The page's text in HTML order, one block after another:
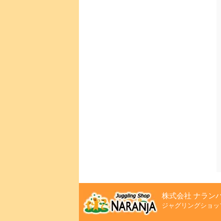
株式会社 ナラン
ジャグリングショ